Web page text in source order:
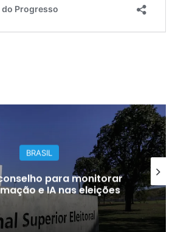
BRASIL
para monitorar
e IA nas eleições